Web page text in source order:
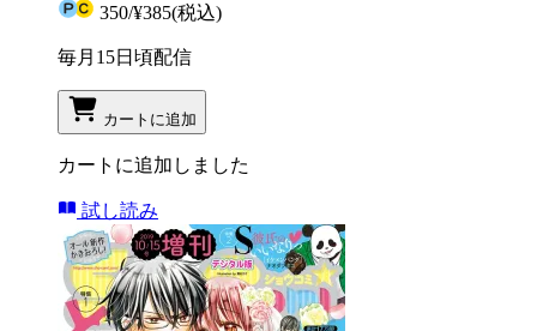
350/¥385(税込)
毎月15日頃配信
カートに追加
カートに追加しました
試し読み